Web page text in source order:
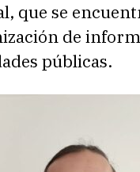
que se
de
públicas.